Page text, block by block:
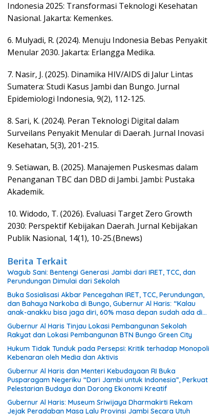
Indonesia 2025: Transformasi Teknologi Kesehatan
Nasional. Jakarta: Kemenkes.
6. ​Mulyadi, R. (2024). Menuju Indonesia Bebas Penyakit
Menular 2030. Jakarta: Erlangga Medika.
7. ​Nasir, J. (2025). Dinamika HIV/AIDS di Jalur Lintas
Sumatera: Studi Kasus Jambi dan Bungo. Jurnal
Epidemiologi Indonesia, 9(2), 112-125.
8. Sari, K. (2024). Peran Teknologi Digital dalam
Surveilans Penyakit Menular di Daerah. Jurnal Inovasi
Kesehatan, 5(3), 201-215.
9. ​Setiawan, B. (2025). Manajemen Puskesmas dalam
Penanganan TBC dan DBD di Jambi. Jambi: Pustaka
Akademik.
10. ​Widodo, T. (2026). Evaluasi Target Zero Growth
2030: Perspektif Kebijakan Daerah. Jurnal Kebijakan
Publik Nasional, 14(1), 10-25.(Bnews)
Berita Terkait
Wagub Sani: Bentengi Generasi Jambi dari IRET, TCC, dan
Perundungan Dimulai dari Sekolah
Buka Sosialisasi Akbar Pencegahan IRET, TCC, Perundungan,
dan Bahaya Narkoba di Bungo, Gubernur Al Haris: “Kalau
anak-anakku bisa jaga diri, 60% masa depan sudah ada di
tangan”
Gubernur Al Haris Tinjau Lokasi Pembangunan Sekolah
Rakyat dan Lokasi Pembangunan BTN Bungo Green City
Hukum Tidak Tunduk pada Persepsi: Kritik terhadap Monopoli
Kebenaran oleh Media dan Aktivis
Gubernur Al Haris dan Menteri Kebudayaan RI Buka
Pusparagam Negeriku “Dari Jambi untuk Indonesia”, Perkuat
Pelestarian Budaya dan Dorong Ekonomi Kreatif
Gubernur Al Haris: Museum Sriwijaya Dharmakirti Rekam
Jejak Peradaban Masa Lalu Provinsi Jambi Secara Utuh